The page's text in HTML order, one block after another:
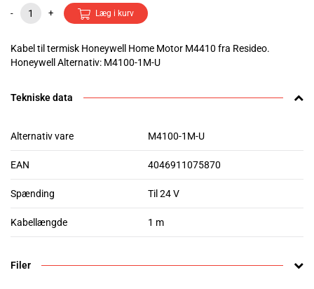
- + Læg i kurv
Kabel til termisk Honeywell Home Motor M4410 fra Resideo.
Honeywell Alternativ: M4100-1M-U
Tekniske data
Alternativ vare M4100-1M-U
EAN 4046911075870
Spænding Til 24 V
Kabellængde 1 m
Filer